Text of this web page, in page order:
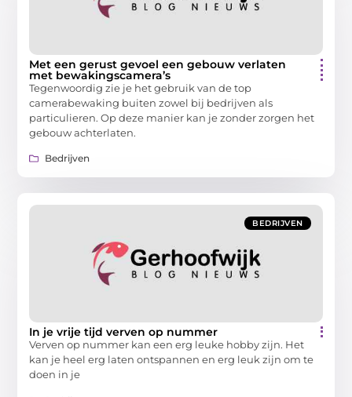
Met een gerust gevoel een gebouw verlaten
met bewakingscamera’s
Tegenwoordig zie je het gebruik van de top
camerabewaking buiten zowel bij bedrijven als
particulieren. Op deze manier kan je zonder zorgen het
gebouw achterlaten.
Bedrijven
BEDRIJVEN
In je vrije tijd verven op nummer
Verven op nummer kan een erg leuke hobby zijn. Het
kan je heel erg laten ontspannen en erg leuk zijn om te
doen in je